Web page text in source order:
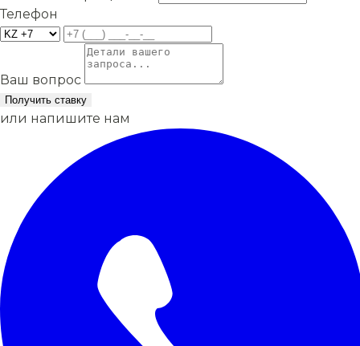
Телефон
Ваш вопрос
Получить ставку
или напишите нам